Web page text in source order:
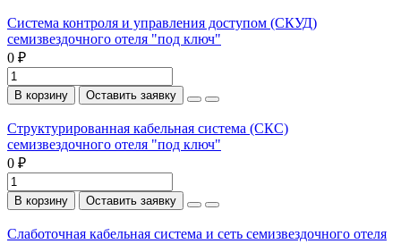
Система контроля и управления доступом (СКУД)
семизвездочного отеля "под ключ"
0 ₽
В корзину Оставить заявку
Структурированная кабельная система (СКС)
семизвездочного отеля "под ключ"
0 ₽
В корзину Оставить заявку
Слаботочная кабельная система и сеть семизвездочного отеля